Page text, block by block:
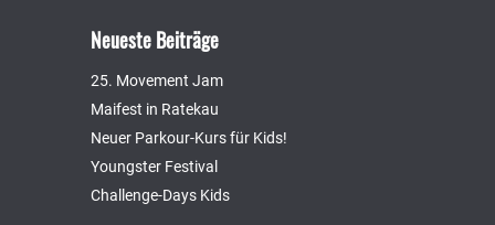
Neueste Beiträge
25. Movement Jam
Maifest in Ratekau
Neuer Parkour-Kurs für Kids!
Youngster Festival
Challenge-Days Kids